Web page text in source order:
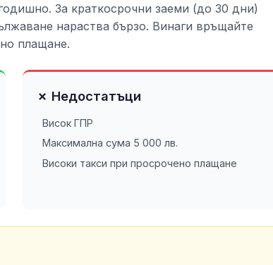
За краткосрочни заеми (до 30 дни)
нараства бързо. Винаги връщайте
плащане.
✗ Недостатъци
Висок ГПР
Максимална сума 5 000 лв.
Високи такси при просрочено плащане